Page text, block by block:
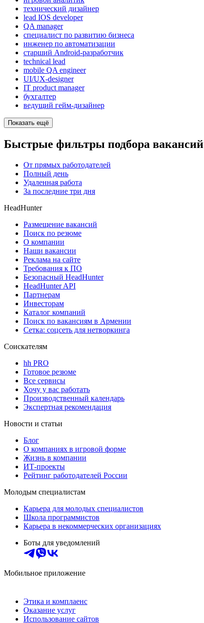
технический дизайнер
lead IOS developer
QA manager
специалист по развитию бизнеса
инженер по автоматизации
старший Android-разработчик
technical lead
mobile QA engineer
UI/UX-designer
IT product manager
бухгалтер
ведущий гейм-дизайнер
Показать ещё
Быстрые фильтры подбора вакансий
От прямых работодателей
Полный день
Удаленная работа
За последние три дня
HeadHunter
Размещение вакансий
Поиск по резюме
О компании
Наши вакансии
Реклама на сайте
Требования к ПО
Безопасный HeadHunter
HeadHunter API
Партнерам
Инвесторам
Каталог компаний
Поиск по вакансиям в Армении
Сетка: соцсеть для нетворкинга
Соискателям
hh PRO
Готовое резюме
Все сервисы
Хочу у вас работать
Производственный календарь
Экспертная рекомендация
Новости и статьи
Блог
О компаниях в игровой форме
Жизнь в компании
ИТ-проекты
Рейтинг работодателей России
Молодым специалистам
Карьера для молодых специалистов
Школа программистов
Карьера в некоммерческих организациях
Боты для уведомлений
Мобильное приложение
Этика и комплаенс
Оказание услуг
Использование сайтов